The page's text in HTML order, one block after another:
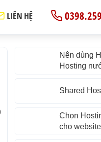
LIÊN HỆ
Nên dùng
Hosting
Shared
Chọn
cho